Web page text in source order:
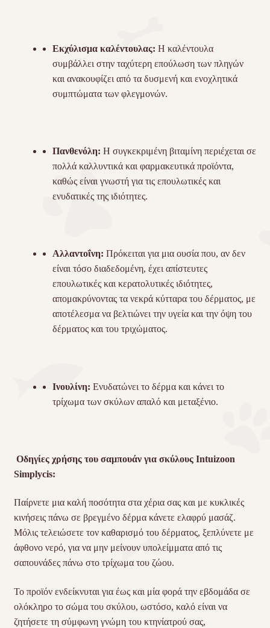
Εκχύλισμα καλέντουλας: Η καλέντουλα
συμβάλλει στην ταχύτερη επούλωση των πληγών
και ανακουφίζει από τα δυσμενή και ενοχλητικά
συμπτώματα των φλεγμονών.
Πανθενόλη: Η συγκεκριμένη βιταμίνη περιέχεται σε
πολλά καλλυντικά και φαρμακευτικά προϊόντα,
καθώς είναι γνωστή για τις επουλωτικές και
ενυδατικές της ιδιότητες.
Αλλαντοΐνη: Πρόκειται για μια ουσία που, αν δεν
είναι τόσο διαδεδομένη, έχει απίστευτες
επουλωτικές και κερατολυτικές ιδιότητες,
απομακρύνοντας τα νεκρά κύτταρα του δέρματος, με
αποτέλεσμα να βελτιώνει την υγεία και την όψη του
δέρματος και του τριχώματος.
Ινουλίνη: Ενυδατώνει το δέρμα και κάνει το
τρίχωμα των σκύλων απαλό και μεταξένιο.
Οδηγίες χρήσης του σαμπουάν για σκύλους Intuizoon
Simplycis:
Παίρνετε μια καλή ποσότητα στα χέρια σας και με κυκλικές
κινήσεις πάνω σε βρεγμένο δέρμα κάνετε ελαφρύ μασάζ.
Μόλις τελειώσετε τον καθαρισμό του δέρματος, ξεπλύνετε με
άφθονο νερό, για να μην μείνουν υπολείμματα από τις
σαπουνάδες πάνω στο τρίχωμα του ζώου.
Το προϊόν ενδείκνυται για έως και μία φορά την εβδομάδα σε
ολόκληρο το σώμα του σκύλου, ωστόσο, καλό είναι να
ζητήσετε τη σύμφωνη γνώμη του κτηνίατρού σας,